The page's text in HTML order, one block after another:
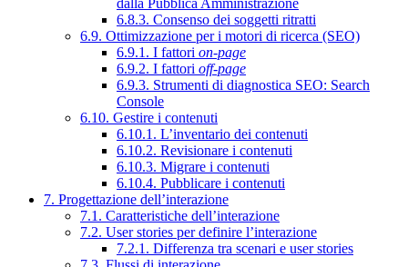
6.8.3. Consenso dei soggetti ritratti
6.9. Ottimizzazione per i motori di ricerca (SEO)
6.9.1. I fattori on-page
6.9.2. I fattori off-page
6.9.3. Strumenti di diagnostica SEO: Search
Console
6.10. Gestire i contenuti
6.10.1. L’inventario dei contenuti
6.10.2. Revisionare i contenuti
6.10.3. Migrare i contenuti
6.10.4. Pubblicare i contenuti
7. Progettazione dell’interazione
7.1. Caratteristiche dell’interazione
7.2. User stories per definire l’interazione
7.2.1. Differenza tra scenari e user stories